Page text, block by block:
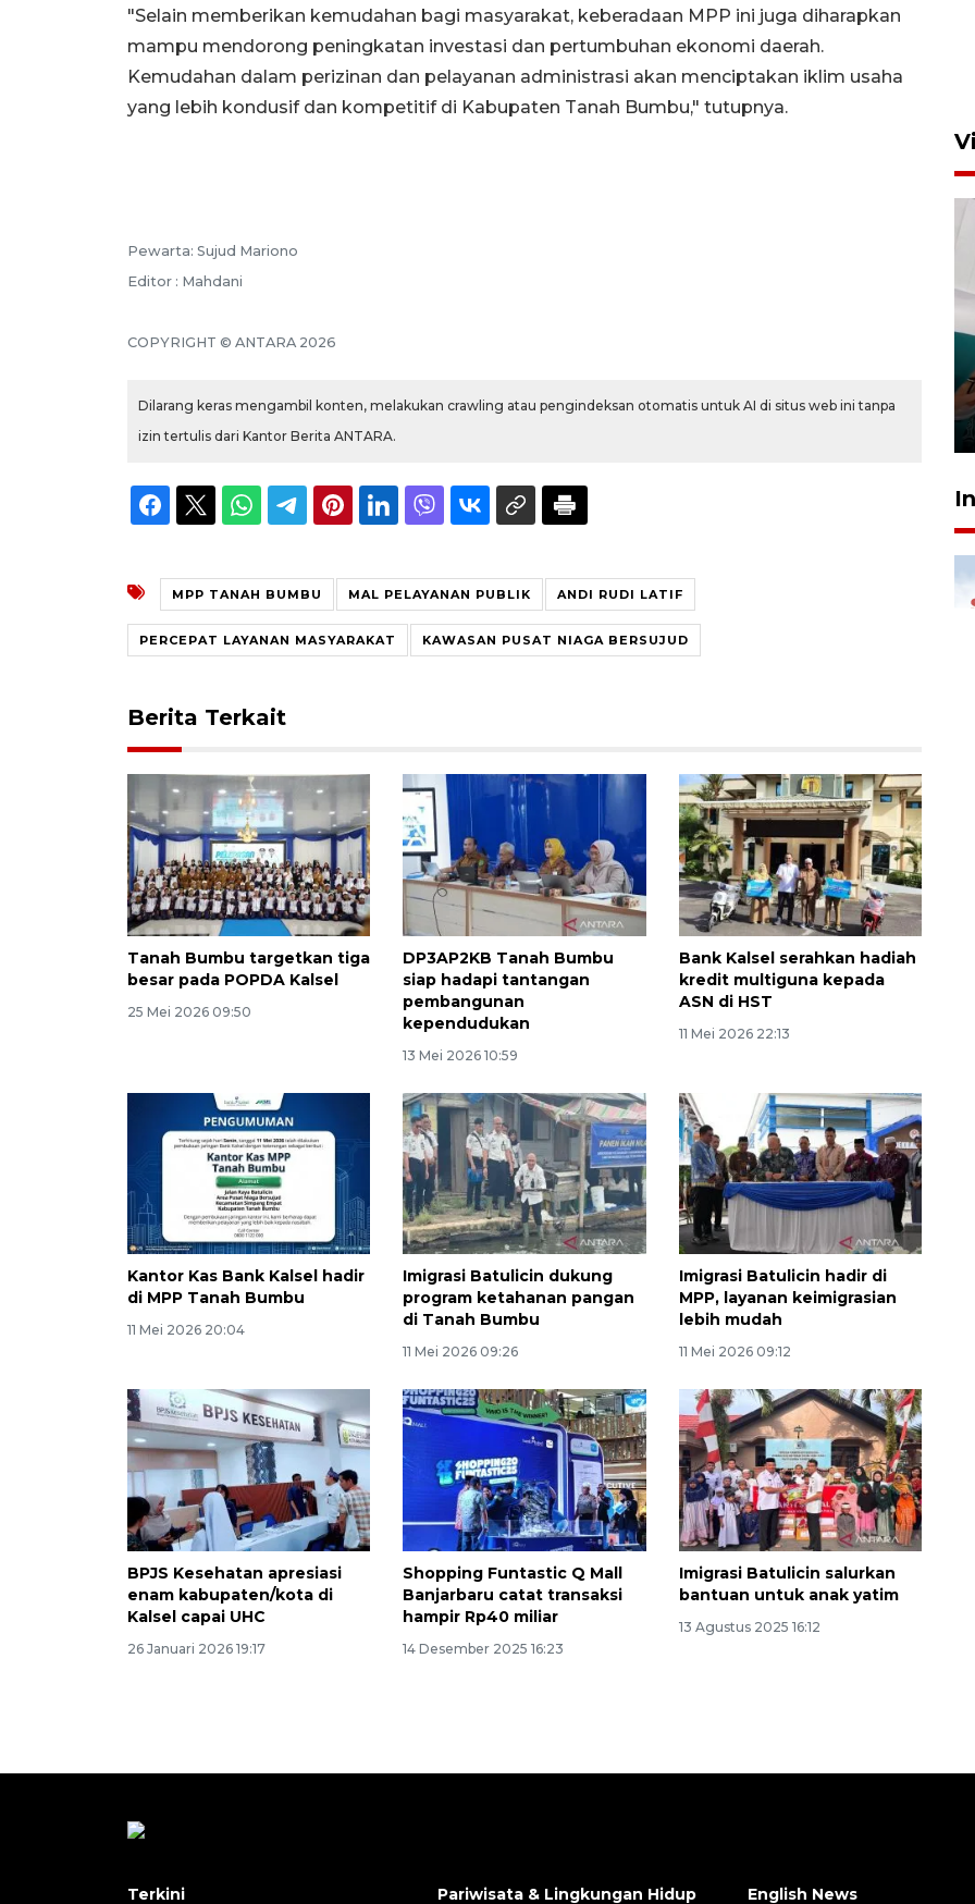
"Selain memberikan kemudahan bagi masyarakat, keberadaan MPP ini juga diharapkan
mampu mendorong peningkatan investasi dan pertumbuhan ekonomi daerah.
Kemudahan dalam perizinan dan pelayanan administrasi akan menciptakan iklim usaha
yang lebih kondusif dan kompetitif di Kabupaten Tanah Bumbu," tutupnya.
Pewarta: Sujud Mariono
Editor : Mahdani
COPYRIGHT © ANTARA 2026
Dilarang keras mengambil konten, melakukan crawling atau pengindeksan otomatis untuk AI di situs web ini tanpa
izin tertulis dari Kantor Berita ANTARA.
MPP TANAH BUMBU MAL PELAYANAN PUBLIK ANDI RUDI LATIF
PERCEPAT LAYANAN MASYARAKAT KAWASAN PUSAT NIAGA BERSUJUD
Berita Terkait
Tanah Bumbu targetkan tiga
besar pada POPDA Kalsel
25 Mei 2026 09:50
DP3AP2KB Tanah Bumbu
siap hadapi tantangan
pembangunan
kependudukan
13 Mei 2026 10:59
Bank Kalsel serahkan hadiah
kredit multiguna kepada
ASN di HST
11 Mei 2026 22:13
Kantor Kas Bank Kalsel hadir
di MPP Tanah Bumbu
11 Mei 2026 20:04
Imigrasi Batulicin dukung
program ketahanan pangan
di Tanah Bumbu
11 Mei 2026 09:26
Imigrasi Batulicin hadir di
MPP, layanan keimigrasian
lebih mudah
11 Mei 2026 09:12
BPJS Kesehatan apresiasi
enam kabupaten/kota di
Kalsel capai UHC
26 Januari 2026 19:17
Shopping Funtastic Q Mall
Banjarbaru catat transaksi
hampir Rp40 miliar
14 Desember 2025 16:23
Imigrasi Batulicin salurkan
bantuan untuk anak yatim
13 Agustus 2025 16:12
Porseni Politeknik se-
Indonesia 2026
29 Juli 2026 16:46
Bagian 3
Memacu produksi sawit untuk
penuhi kebutuhan
2026-08-09 12:00:00
Terkini Pariwisata & Lingkungan Hidup English News